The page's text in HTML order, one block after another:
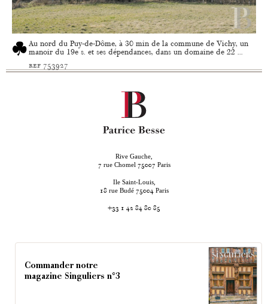
Au nord du Puy-de-Dôme, à 30 min de la commune de Vichy, un
manoir du 19e s. et ses dépendances, dans un domaine de 22 ...
ref 753927
Rive Gauche,
7 rue Chomel 75007 Paris
Ile Saint-Louis,
18 rue Budé 75004 Paris
+33 1 42 84 80 85
Commander notre
magazine Singuliers n°3